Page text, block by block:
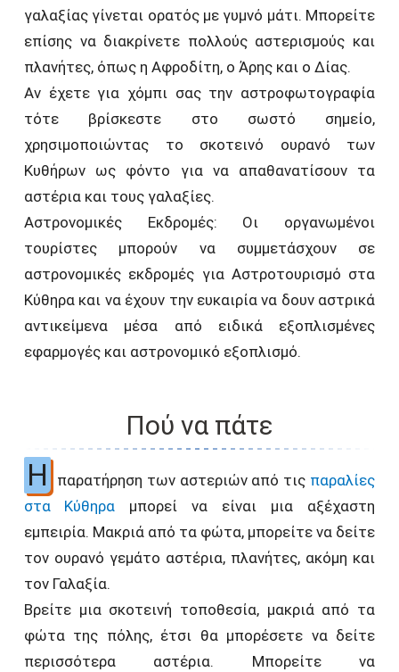
γαλαξίας γίνεται ορατός με γυμνό μάτι. Μπορείτε
επίσης να διακρίνετε πολλούς αστερισμούς και
πλανήτες, όπως η Αφροδίτη, ο Άρης και ο Δίας.
Αν έχετε για χόμπι σας την αστροφωτογραφία
τότε βρίσκεστε στο σωστό σημείο,
χρησιμοποιώντας το σκοτεινό ουρανό των
Κυθήρων ως φόντο για να απαθανατίσουν τα
αστέρια και τους γαλαξίες.
Αστρονομικές Εκδρομές: Οι οργανωμένοι
τουρίστες μπορούν να συμμετάσχουν σε
αστρονομικές εκδρομές για Αστροτουρισμό στα
Κύθηρα και να έχουν την ευκαιρία να δουν αστρικά
αντικείμενα μέσα από ειδικά εξοπλισμένες
εφαρμογές και αστρονομικό εξοπλισμό.
Πού να πάτε
Η παρατήρηση των αστεριών από τις παραλίες
στα Κύθηρα μπορεί να είναι μια αξέχαστη
εμπειρία. Μακριά από τα φώτα, μπορείτε να δείτε
τον ουρανό γεμάτο αστέρια, πλανήτες, ακόμη και
τον Γαλαξία.
Βρείτε μια σκοτεινή τοποθεσία, μακριά από τα
φώτα της πόλης, έτσι θα μπορέσετε να δείτε
περισσότερα αστέρια. Μπορείτε να